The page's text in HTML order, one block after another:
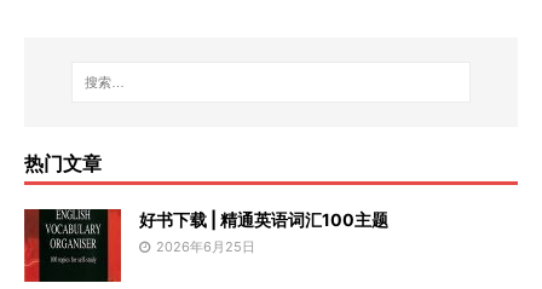
热门文章
好书下载 | 精通英语词汇100主题
2026年6月25日